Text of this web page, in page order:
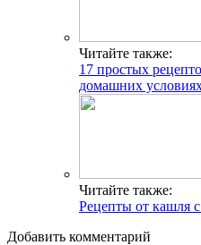
Читайте также:
17 простых
домашних
Читайте также:
Рецепты от кашля
Добавить комментарий